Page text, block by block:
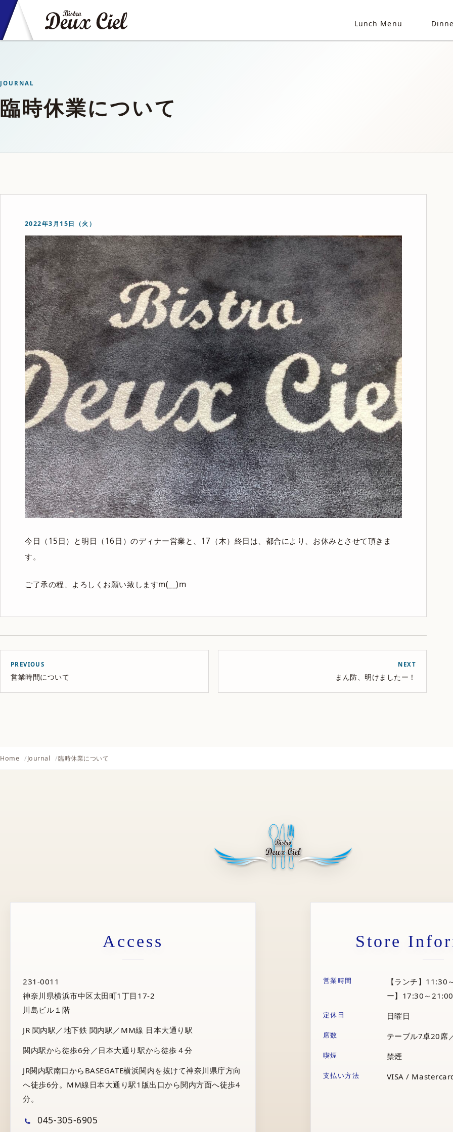
Lunch Menu
JOURNAL
臨時休業について
2022年3月15日（火）
今日（15日）と明日（16日）のディナー営業と、17（木）終日は、都合により、お休みとさせて頂きま
す。
ご了承の程、よろしくお願い致しますm(__)m
PREVIOUS
営業時間について
NEXT
まん防、明けましたー！
Home Journal 臨時休業について
Access
231-0011
神奈川県横浜市中区太田町1丁目17-2
川島ビル１階
JR 関内駅／地下鉄 関内駅／MM線 日本大通り駅
関内駅から徒歩6分／日本大通り駅から徒歩４分
JR関内駅南口からBASEGATE横浜関内を抜けて神奈川県庁方向
へ徒歩6分。MM線日本大通り駅1版出口から関内方面へ徒歩4
分。
045-305-6905
Store
営業時間
【ランチ】11:30
ー】17:30～
定休日 日曜日
席数 テーブル7卓20席
喫煙 禁煙
支払い方法 VISA /